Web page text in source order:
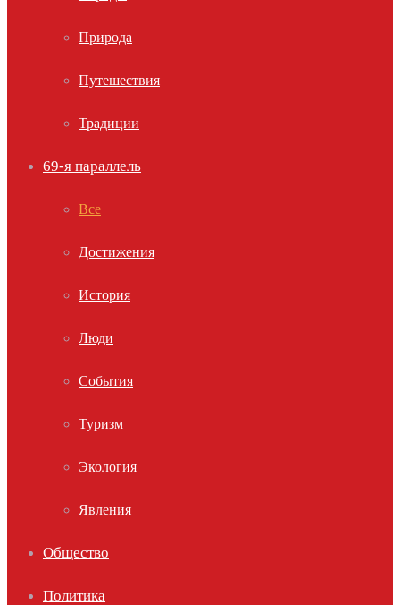
Природа
Путешествия
Традиции
69-я параллель
Все
Достижения
История
Люди
События
Туризм
Экология
Явления
Общество
Политика